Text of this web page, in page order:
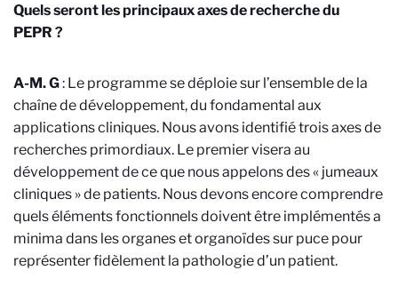
Quels seront les principaux axes de recherche du
PEPR ?
A-M. G: Le programme se déploie sur l’ensemble de la
chaîne de développement, du fondamental aux
applications cliniques. Nous avons identifié trois axes de
recherches primordiaux. Le premier visera au
développement de ce que nous appelons des « jumeaux
cliniques » de patients. Nous devons encore comprendre
quels éléments fonctionnels doivent être implémentés a
minima dans les organes et organoïdes sur puce pour
représenter fidèlement la pathologie d’un patient.